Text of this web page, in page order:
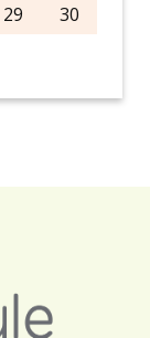
29
30